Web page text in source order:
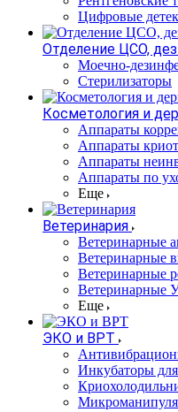
Цифровые
Отделение ЦСО,
Моечно-
Стерилизаторы
Косметология и
Аппараты
Аппараты
Аппараты
Аппараты по
Еще
Ветеринария
Ветеринарные
Ветеринарные
Ветеринарные
Ветеринарные
Еще
ЭКО и ВРТ
Инкубаторы